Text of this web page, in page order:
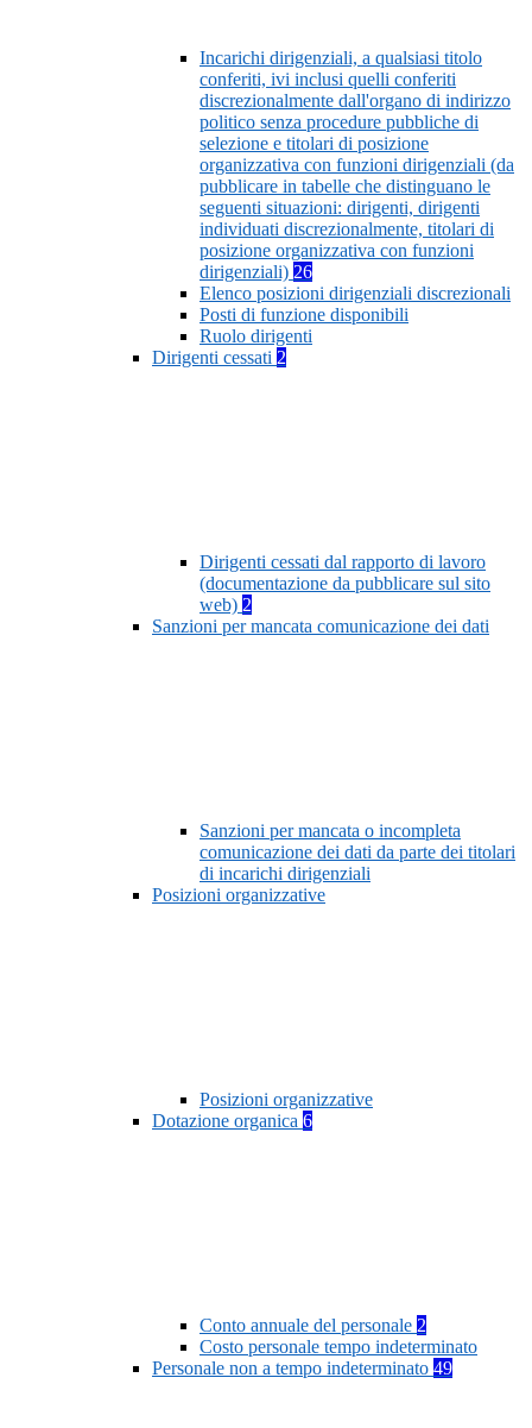
Incarichi dirigenziali, a qualsiasi titolo
conferiti, ivi inclusi quelli conferiti
discrezionalmente dall'organo di indirizzo
politico senza procedure pubbliche di
selezione e titolari di posizione
organizzativa con funzioni dirigenziali (da
pubblicare in tabelle che distinguano le
seguenti situazioni: dirigenti, dirigenti
individuati discrezionalmente, titolari di
posizione organizzativa con funzioni
dirigenziali) 26
Elenco posizioni dirigenziali discrezionali
Posti di funzione disponibili
Ruolo dirigenti
Dirigenti cessati 2
Dirigenti cessati dal rapporto di lavoro
(documentazione da pubblicare sul sito
web) 2
Sanzioni per mancata comunicazione dei dati
Sanzioni per mancata o incompleta
comunicazione dei dati da parte dei titolari
di incarichi dirigenziali
Posizioni organizzative
Posizioni organizzative
Dotazione organica 6
Conto annuale del personale 2
Costo personale tempo indeterminato
Personale non a tempo indeterminato 49